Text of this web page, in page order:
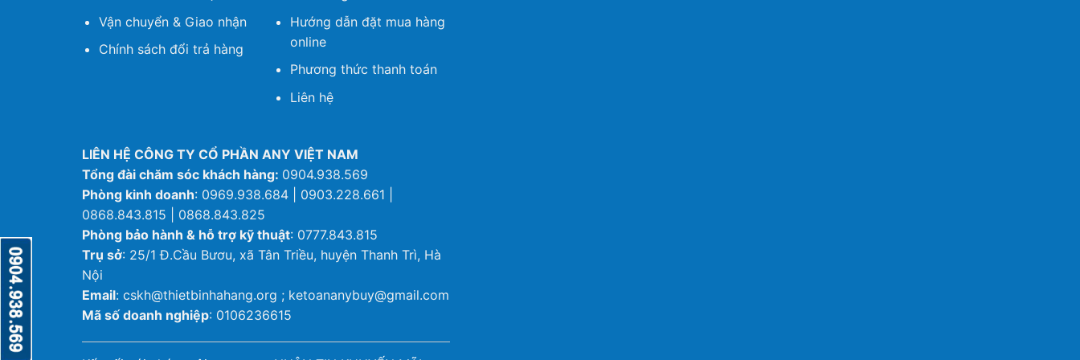
Vận chuyển & Giao nhận
Chính sách đổi trả hàng
Hướng dẫn đặt mua hàng
online
Phương thức thanh toán
Liên hệ
LIÊN HỆ CÔNG TY CỔ PHẦN ANY VIỆT NAM
Tổng đài chăm sóc khách hàng: 0904.938.569
Phòng kinh doanh: 0969.938.684 | 0903.228.661 |
0868.843.815 | 0868.843.825
Phòng bảo hành & hỗ trợ kỹ thuật: 0777.843.815
Trụ sở: 25/1 Đ.Cầu Bươu, xã Tân Triều, huyện Thanh Trì, Hà
Nội
Email: cskh@thietbinhahang.org ; ketoananybuy@gmail.com
Mã số doanh nghiệp: 0106236615